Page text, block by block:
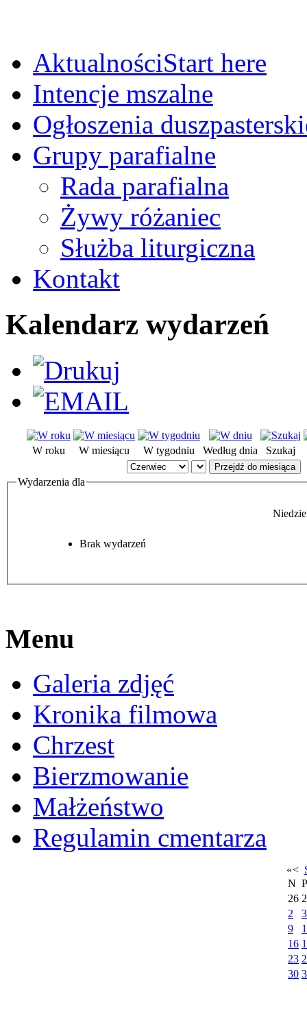
AktualnościStart here
Intencje mszalne
Ogłoszenia
Grupy parafialne
Rada parafialna
Żywy różaniec
Służba liturgiczna
Kontakt
Kalendarz wydarzeń
W roku W miesiącu W tygodniu Według dnia Szukaj
Przejdź do miesiąca
Wydarzenia dla
Brak wydarzeń
Menu
Galeria zdjęć
Kronika filmowa
Chrzest
Bierzmowanie
Małżeństwo
Regulamin cmentarza
«<
N P
26
2
3
9
16
23
30